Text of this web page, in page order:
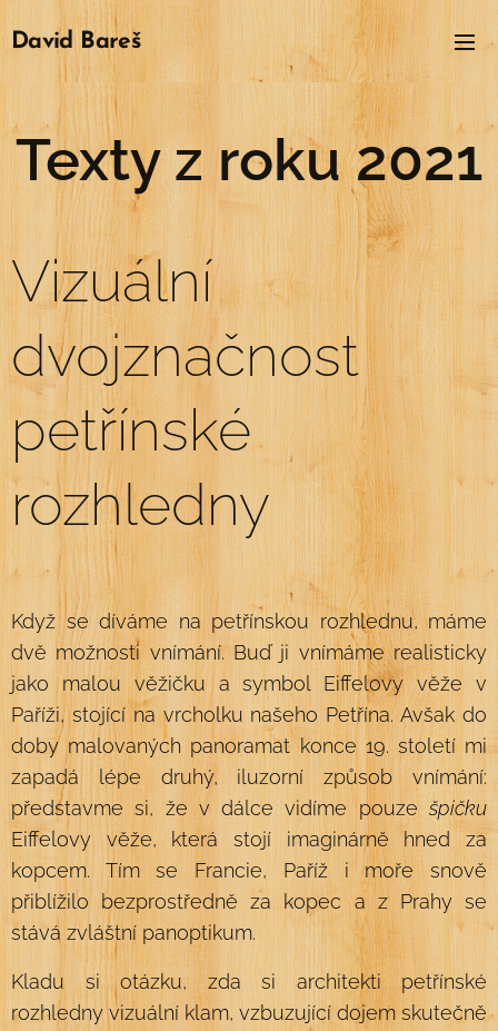
David Bareš
Texty z roku 2021
Vizuální
dvojznačnost
petřínské
rozhledny
Když se díváme na petřínskou rozhlednu, máme
dvě možnosti vnímání. Buď ji vnímáme realisticky
jako malou věžičku a symbol Eiffelovy věže v
Paříži, stojící na vrcholku našeho Petřína. Avšak do
doby malovaných panoramat konce 19. století mi
zapadá lépe druhý, iluzorní způsob vnímání:
představme si, že v dálce vidíme pouzešpičku
Eiffelovy věže, která stojí imaginárně hned za
kopcem. Tím se Francie, Paříž i moře snově
přiblížilo bezprostředně za kopec a z Prahy se
stává zvláštní panoptikum.
Kladu si otázku, zda si architekti petřínské
rozhledny vizuální klam, vzbuzující dojem skutečně